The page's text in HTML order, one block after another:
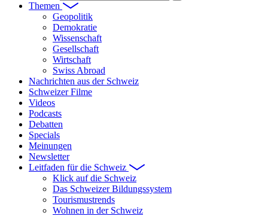
Themen
Geopolitik
Demokratie
Wissenschaft
Gesellschaft
Wirtschaft
Swiss Abroad
Nachrichten aus der Schweiz
Schweizer Filme
Videos
Podcasts
Debatten
Specials
Meinungen
Newsletter
Leitfaden für die Schweiz
Klick auf die Schweiz
Das Schweizer Bildungssystem
Tourismustrends
Wohnen in der Schweiz